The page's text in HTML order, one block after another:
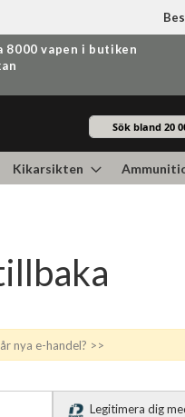
8000 vapen i butiken
Kikarsikten
nya e-handel? >>
Legitimera dig